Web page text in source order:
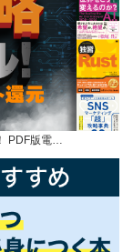
PDF版電…